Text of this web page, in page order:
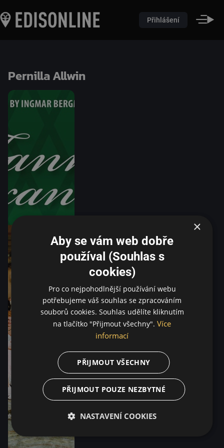
Přihlášení
Pernilla Allwin
×
Aby se vám web dobře
používal (Souhlas s
cookies)
Pro co nejpohodlnější používání webu
potřebujeme váš souhlas se zpracováním
souborů cookies. Souhlas udělíte kliknutím
na tlačítko "Přijmout všechny". Více
informací
PŘIJMOUT VŠECHNY
PŘIJMOUT POUZE NEZBYTNÉ
NASTAVENÍ COOKIES